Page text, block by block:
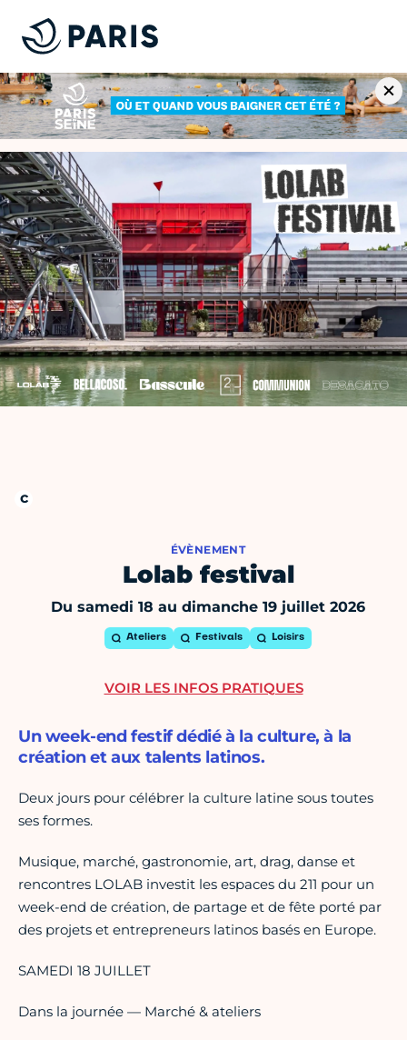
ÉVÈNEMENT
Lolab festival
Du samedi 18 au dimanche 19 juillet 2026
Ateliers Festivals Loisirs
Un week-end festif dédié à la culture, à la
création et aux talents latinos.
Deux jours pour célébrer la culture latine sous toutes
ses formes.
Musique, marché, gastronomie, art, drag, danse et
rencontres LOLAB investit les espaces du 211 pour un
week-end de création, de partage et de fête porté par
des projets et entrepreneurs latinos basés en Europe.
SAMEDI 18 JUILLET
Dans la journée — Marché & ateliers
VOIR LES INFOS PRATIQUES